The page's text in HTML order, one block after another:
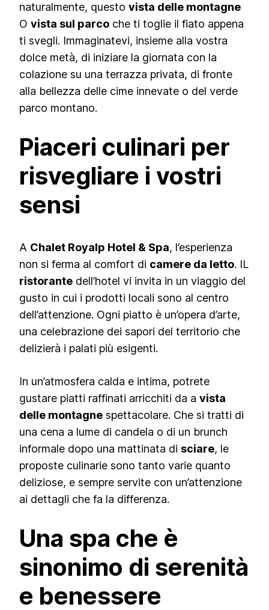
naturalmente, questo vista delle montagne
O vista sul parco che ti toglie il fiato appena
ti svegli. Immaginatevi, insieme alla vostra
dolce metà, di iniziare la giornata con la
colazione su una terrazza privata, di fronte
alla bellezza delle cime innevate o del verde
parco montano.
Piaceri culinari per
risvegliare i vostri
sensi
A Chalet Royalp Hotel & Spa, l’esperienza
non si ferma al comfort di camere da letto. IL
ristorante dell’hotel vi invita in un viaggio del
gusto in cui i prodotti locali sono al centro
dell’attenzione. Ogni piatto è un’opera d’arte,
una celebrazione dei sapori del territorio che
delizierà i palati più esigenti.
In un’atmosfera calda e intima, potrete
gustare piatti raffinati arricchiti da a vista
delle montagne spettacolare. Che si tratti di
una cena a lume di candela o di un brunch
informale dopo una mattinata di sciare, le
proposte culinarie sono tanto varie quanto
deliziose, e sempre servite con un’attenzione
ai dettagli che fa la differenza.
Una spa che è
sinonimo di serenità
e benessere